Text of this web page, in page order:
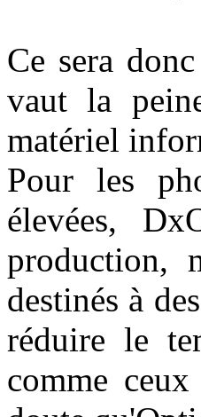
Ce sera
vaut la
matériel
Pour les
élevées,
production,
destinés à
réduire le
comme